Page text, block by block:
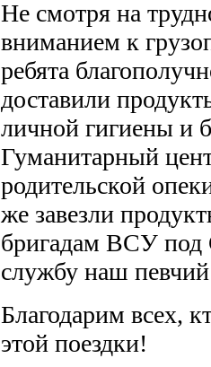
Не смотря на
вниманием к
ребята
доставили
личной гигиены и
Гуманитарный
родительской
же завезли
бригадам ВСУ под
службу наш
Благодарим всех,
этой поездки!